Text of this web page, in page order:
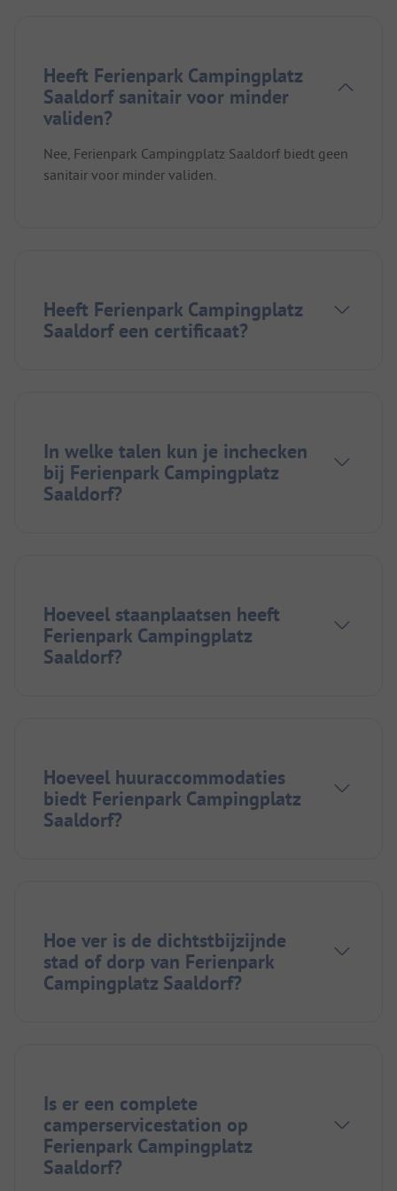
Heeft Ferienpark Campingplatz
Saaldorf sanitair voor minder
validen?
Nee, Ferienpark Campingplatz Saaldorf biedt geen
sanitair voor minder validen.
Heeft Ferienpark Campingplatz
Saaldorf een certificaat?
In welke talen kun je inchecken
bij Ferienpark Campingplatz
Saaldorf?
Hoeveel staanplaatsen heeft
Ferienpark Campingplatz
Saaldorf?
Hoeveel huuraccommodaties
biedt Ferienpark Campingplatz
Saaldorf?
Hoe ver is de dichtstbijzijnde
stad of dorp van Ferienpark
Campingplatz Saaldorf?
Is er een complete
camperservicestation op
Ferienpark Campingplatz
Saaldorf?